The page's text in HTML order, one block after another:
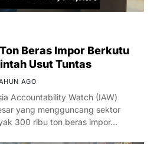
Beras Impor Berkutu
Usut Tuntas
AGO
Accountability Watch (IAW)
yang mengguncang sektor
300 ribu ton beras impor…